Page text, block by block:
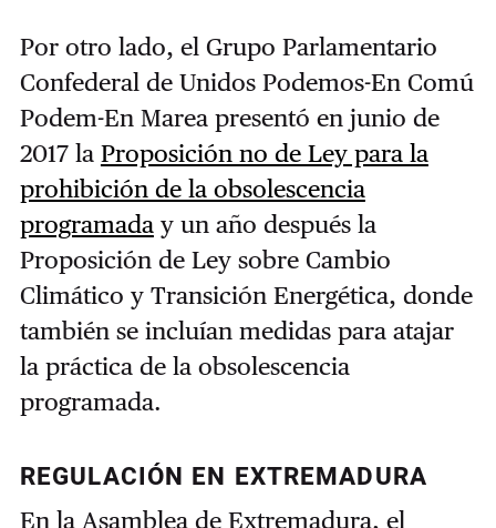
Por otro lado, el Grupo Parlamentario
Confederal de Unidos Podemos-En Comú
Podem-En Marea presentó en junio de
2017 la Proposición no de Ley para la
prohibición de la obsolescencia
programaday un año después la
Proposición de Ley sobre Cambio
Climático y Transición Energética, donde
también se incluían medidas para atajar
la práctica de la obsolescencia
programada.
REGULACIÓN EN EXTREMADURA
En la Asamblea de Extremadura, el